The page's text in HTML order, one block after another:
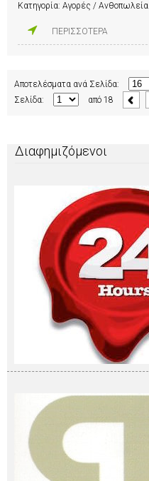
Κατηγορία: Αγορές / Ανθοπωλεία
ΠΕΡΙΣΣΟΤΕΡΑ
Αποτελέσματα ανά Σελίδα:
Σελίδα:
από 18
Διαφημιζόμενοι